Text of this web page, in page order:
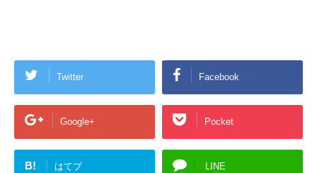
Twitter Facebook
Google+ Pocket
B! はてブ LINE